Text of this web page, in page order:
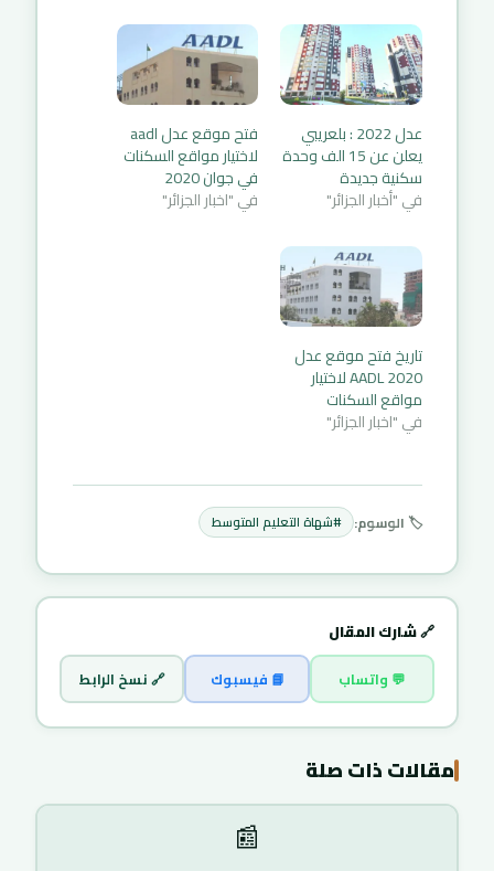
عدل 2022 : بلعريبي
يعلن عن 15 الف وحدة
سكنية جديدة
في "أخبار الجزائر"
فتح موقع عدل aadl
لاختيار مواقع السكنات
في جوان 2020
في "اخبار الجزائر"
تاريخ فتح موقع عدل
2020 AADL لاختيار
مواقع السكنات
في "اخبار الجزائر"
🏷️ الوسوم: #شهاة التعليم المتوسط
🔗 شارك المقال
💬 واتساب 📘 فيسبوك 🔗 نسخ الرابط
مقالات ذات صلة
📰